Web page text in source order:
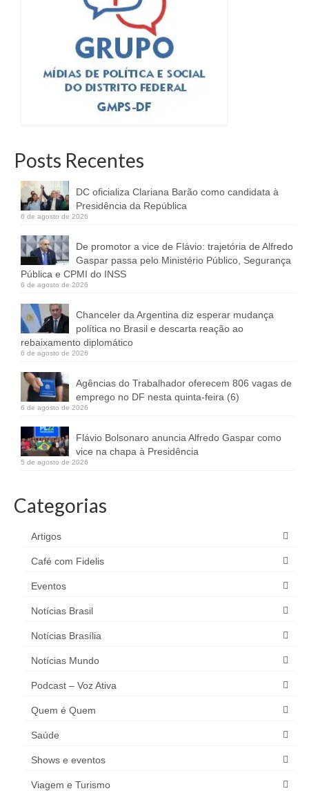
Posts Recentes
DC oficializa Clariana Barão como candidata à
Presidência da República
6 de agosto de 2026
De promotor a vice de Flávio: trajetória de Alfredo
Gaspar passa pelo Ministério Público, Segurança
Pública e CPMI do INSS
6 de agosto de 2026
Chanceler da Argentina diz esperar mudança
política no Brasil e descarta reação ao
rebaixamento diplomático
6 de agosto de 2026
Agências do Trabalhador oferecem 806 vagas de
emprego no DF nesta quinta-feira (6)
6 de agosto de 2026
Flávio Bolsonaro anuncia Alfredo Gaspar como
vice na chapa à Presidência
5 de agosto de 2026
Categorias
Artigos
Café com Fidelis
Eventos
Notícias Brasil
Notícias Brasília
Notícias Mundo
Podcast – Voz Ativa
Quem é Quem
Saúde
Shows e eventos
Viagem e Turismo